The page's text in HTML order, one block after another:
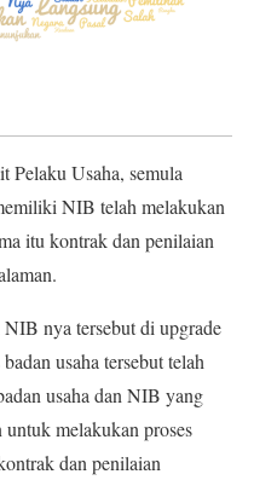
Pelaku Usaha, semula
NIB telah melakukan
itu kontrak dan penilaian
nya tersebut di upgrade
usaha tersebut telah
usaha dan NIB yang
melakukan proses
dan penilaian